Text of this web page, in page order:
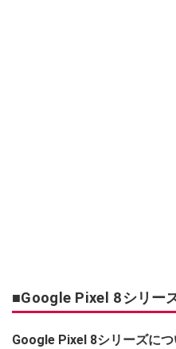
■Google Pixel 8シリー
Google Pixel 8シリーズに